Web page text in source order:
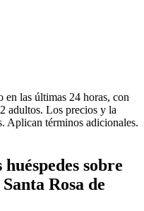
en las últimas 24 horas, con
adultos. Los precios y la
Aplican términos adicionales.
sobre
Rosa de